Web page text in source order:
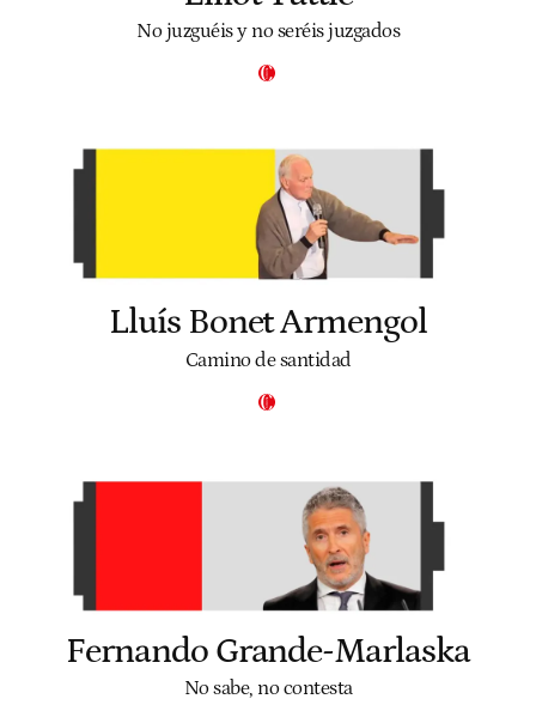
No juzguéis y no seréis juzgados
Lluís Bonet Armengol
Camino de santidad
Fernando Grande-Marlaska
No sabe, no contesta